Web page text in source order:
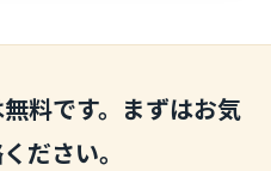
料です。まずはお気
ださい。